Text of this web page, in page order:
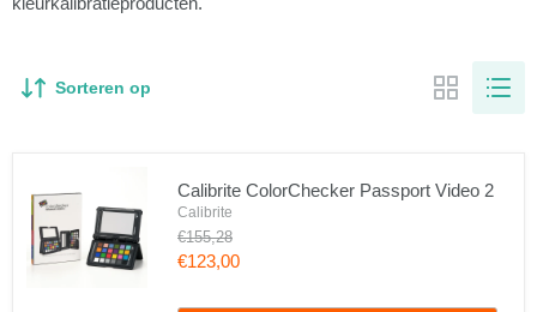
Sorteren op
Calibrite ColorChecker Passport Video 2
Calibrite
Oorspronkelijke
prijs
€155,28
Huidige
€123,00